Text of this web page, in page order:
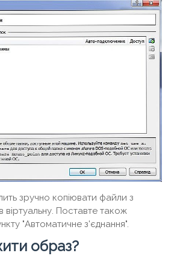
зручно копіювати файли з
віртуальну. Поставте також
"Автоматичне з'єднання".
образ?